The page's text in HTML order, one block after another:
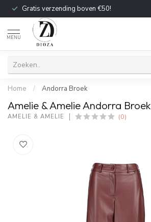
Gratis verzending boven €50!
MENU
Home / Andorra Broek
Amelie & Amelie Andorra Broek
AMELIE & AMELIE (0)